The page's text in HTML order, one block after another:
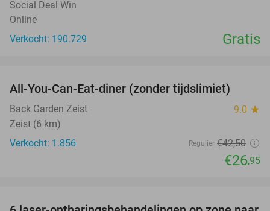
Social Deal Win
Online
Verkocht: 190.729
Gratis
All-You-Can-Eat-diner (zonder tijdslimiet)
Back Garden Zeist 9.0 star
Zeist (6 km)
Verkocht: 1.856
Regulier €42,50
€26,95